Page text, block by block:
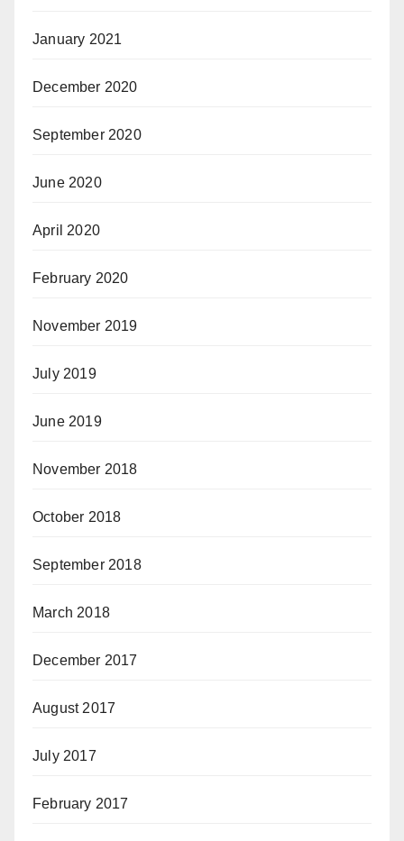
January 2021
December 2020
September 2020
June 2020
April 2020
February 2020
November 2019
July 2019
June 2019
November 2018
October 2018
September 2018
March 2018
December 2017
August 2017
July 2017
February 2017